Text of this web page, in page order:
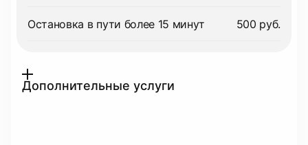
Остановка в пути более 15 минут 500 руб.
Дополнительные услуги